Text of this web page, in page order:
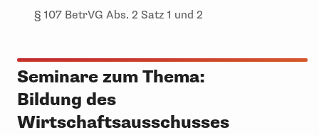
§ 107 BetrVG Abs. 2 Satz 1 und 2
Seminare zum Thema:
Bildung des
Wirtschaftsausschusses